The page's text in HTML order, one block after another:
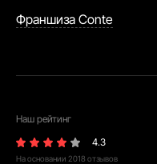
Франшиза Conte
Наш рейтинг
4.3
На основании 2018 отзывов